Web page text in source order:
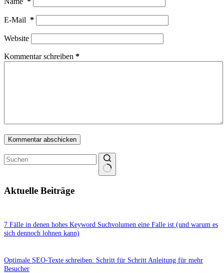
E-Mail *
Website
Kommentar schreiben *
Kommentar abschicken
Ergebnisse
Aktuelle Beiträge
7 Fälle in denen hohes Keyword Suchvolumen eine Falle ist (und warum es
sich dennoch lohnen kann)
Optimale SEO-Texte schreiben: Schritt für Schritt Anleitung für mehr
Besucher